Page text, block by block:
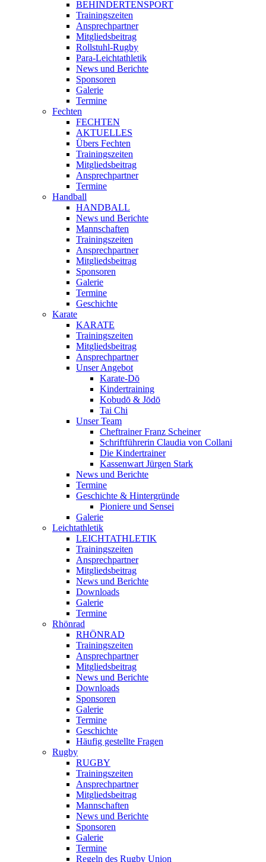
BEHINDERTENSPORT
Trainingszeiten
Ansprechpartner
Mitgliedsbeitrag
Rollstuhl-Rugby
Para-Leichtathletik
News und Berichte
Sponsoren
Galerie
Termine
Fechten
FECHTEN
AKTUELLES
Übers Fechten
Trainingszeiten
Mitgliedsbeitrag
Ansprechpartner
Termine
Handball
HANDBALL
News und Berichte
Mannschaften
Trainingszeiten
Ansprechpartner
Mitgliedsbeitrag
Sponsoren
Galerie
Termine
Geschichte
Karate
KARATE
Trainingszeiten
Mitgliedsbeitrag
Ansprechpartner
Unser Angebot
Karate-Dō
Kindertraining
Kobudō & Jōdō
Tai Chi
Unser Team
Cheftrainer Franz Scheiner
Schriftführerin Claudia von Collani
Die Kindertrainer
Kassenwart Jürgen Stark
News und Berichte
Termine
Geschichte & Hintergründe
Pioniere und Sensei
Galerie
Leichtathletik
LEICHTATHLETIK
Trainingszeiten
Ansprechpartner
Mitgliedsbeitrag
News und Berichte
Downloads
Galerie
Termine
Rhönrad
RHÖNRAD
Trainingszeiten
Ansprechpartner
Mitgliedsbeitrag
News und Berichte
Downloads
Sponsoren
Galerie
Termine
Geschichte
Häufig gestellte Fragen
Rugby
RUGBY
Trainingszeiten
Ansprechpartner
Mitgliedsbeitrag
Mannschaften
News und Berichte
Sponsoren
Galerie
Termine
Regeln des Rugby Union